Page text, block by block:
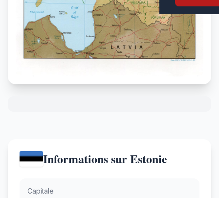
Informations sur Estonie
Capitale